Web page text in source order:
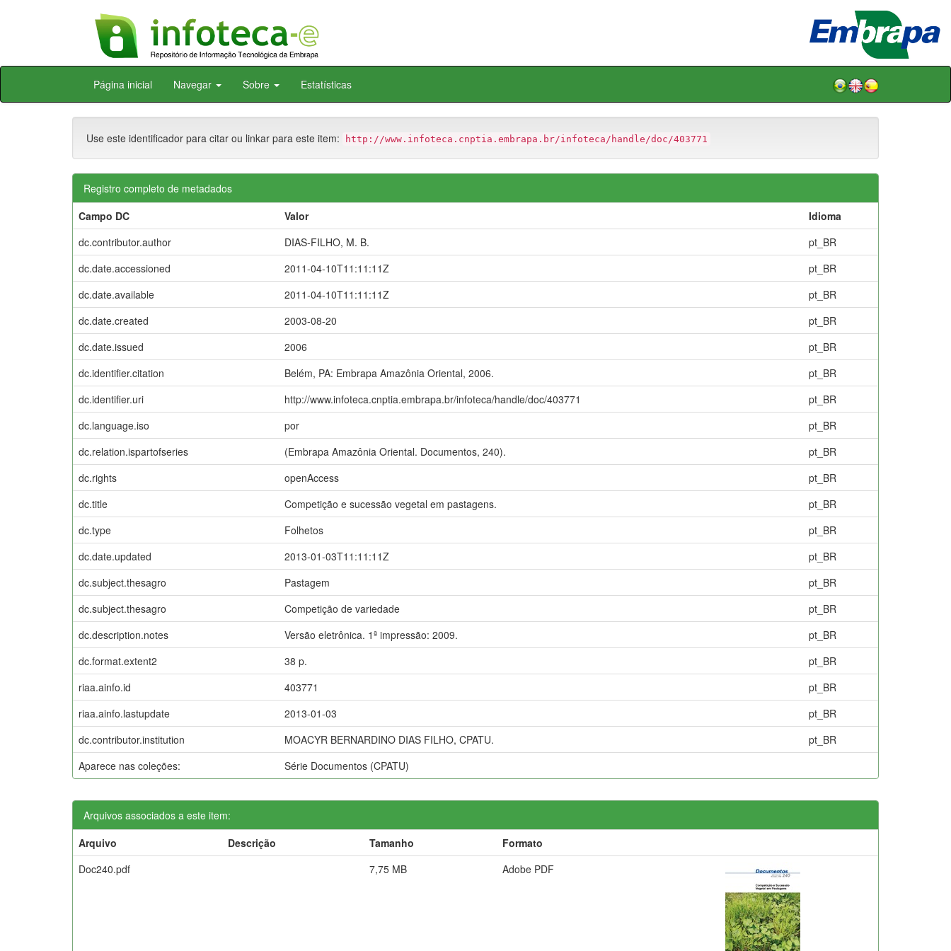
Skip
Página inicial Navegar Sobre Estatísticas
Use este identificador para citar ou linkar para este item: http://www.infoteca.cnptia.embrapa.br/infoteca/handle/doc/403771
Registro completo de metadados
Campo DC
Valor
Idioma
dc.contributor.author
DIAS-FILHO, M. B.
pt_BR
dc.date.accessioned
2011-04-10T11:11:11Z
pt_BR
dc.date.available
2011-04-10T11:11:11Z
pt_BR
dc.date.created
2003-08-20
pt_BR
dc.date.issued
2006
pt_BR
dc.identifier.citation
Belém, PA: Embrapa Amazônia Oriental, 2006.
pt_BR
dc.identifier.uri
http://www.infoteca.cnptia.embrapa.br/infoteca/handle/doc/403771
pt_BR
dc.language.iso
por
pt_BR
dc.relation.ispartofseries
(Embrapa Amazônia Oriental. Documentos, 240).
pt_BR
dc.rights
openAccess
pt_BR
dc.title
Competição e sucessão vegetal em pastagens.
pt_BR
dc.type
Folhetos
pt_BR
dc.date.updated
2013-01-03T11:11:11Z
pt_BR
dc.subject.thesagro
Pastagem
pt_BR
dc.subject.thesagro
Competição de variedade
pt_BR
dc.description.notes
Versão eletrônica. 1ª impressão: 2009.
pt_BR
dc.format.extent2
38 p.
pt_BR
riaa.ainfo.id
403771
pt_BR
riaa.ainfo.lastupdate
2013-01-03
pt_BR
dc.contributor.institution
MOACYR BERNARDINO DIAS FILHO, CPATU.
pt_BR
Aparece nas coleções:
Série Documentos (CPATU)
Arquivos associados a este item:
Arquivo
Descrição Tamanho
Formato
Doc240.pdf
7,75 MB Adobe PDF